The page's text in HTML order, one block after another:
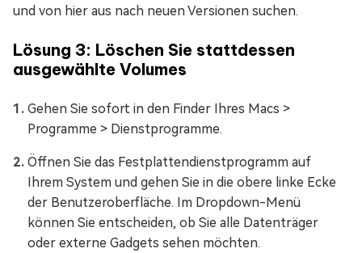
und von hier aus nach neuen Versionen suchen.
Lösung 3: Löschen Sie stattdessen
ausgewählte Volumes
Gehen Sie sofort in den Finder Ihres Macs >
Programme > Dienstprogramme.
Öffnen Sie das Festplattendienstprogramm auf
Ihrem System und gehen Sie in die obere linke Ecke
der Benutzeroberfläche. Im Dropdown-Menü
können Sie entscheiden, ob Sie alle Datenträger
oder externe Gadgets sehen möchten.